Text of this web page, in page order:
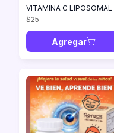
$25
Agregar